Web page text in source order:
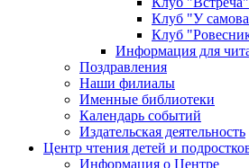
Клуб "У
Клуб
Информация для
Поздравления
Наши филиалы
Именные библиотеки
Календарь событий
Издательская деятельность
Центр чтения детей и
Информация о Центре